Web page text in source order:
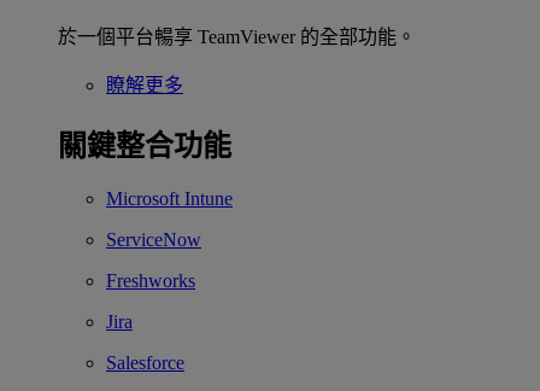
於一個平台暢享 TeamViewer 的全部功能。
瞭解更多
關鍵整合功能
Microsoft Intune
ServiceNow
Freshworks
Jira
Salesforce